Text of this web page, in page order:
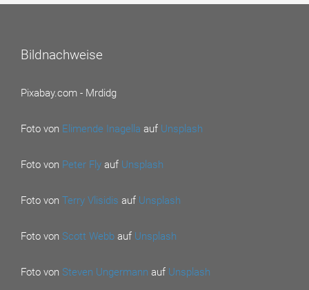
Bildnachweise
Pixabay.com - Mrdidg
Foto von Elimende Inagella auf Unsplash
Foto von Peter Fly auf Unsplash
Foto von Terry Vlisidis auf Unsplash
Foto von Scott Webb auf Unsplash
Foto von Steven Ungermann auf Unsplash